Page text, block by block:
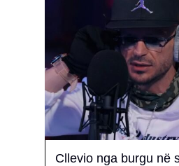
Cllevio nga burgu në